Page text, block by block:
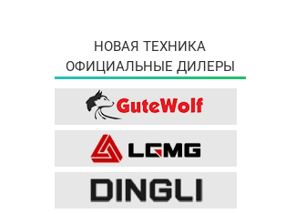
НОВАЯ ТЕХНИКА
ОФИЦИАЛЬНЫЕ ДИЛЕРЫ